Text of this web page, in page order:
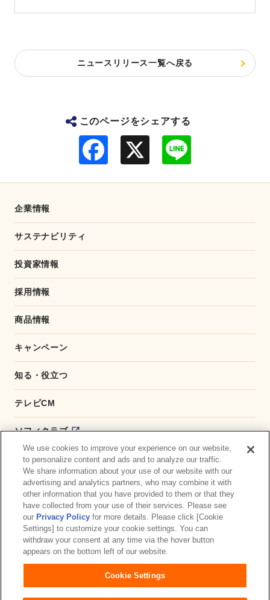
ニュースリリース一覧へ戻る
このページをシェアする
企業情報
サステナビリティ
投資家情報
採用情報
商品情報
キャンペーン
知る・役立つ
テレビCM
ソフィクラブ
かんたん応募サービス
ダイレクトショップ
商品取扱い店舗検索
お問い合わせ サイトマップ ウェブサイト利用規約
プライバシーポリシー 障がいの表記について
We use cookies to improve your experience on our website,
to personalize content and ads and to analyze our traffic.
We share information about your use of our website with our
advertising and analytics partners, who may combine it with
other information that you have provided to them or that they
have collected from your use of their services. Please see
our Privacy Policy for more details. Please click [Cookie
Settings] to customize your cookie settings. You can
withdraw your consent at any time via the hover button
appears on the bottom left of our website.
Cookie Settings